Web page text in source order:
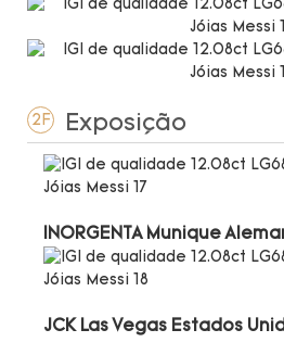
2F Exposição
INORGENTA Munique
JCK Las Vegas Estados